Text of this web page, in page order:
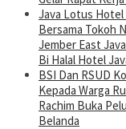
Java Lotus Hotel
Bersama Tokoh
Jember East
Bi Halal Hotel
BSI Dan RSUD
Kepada Warga
Rachim Buka
Belanda